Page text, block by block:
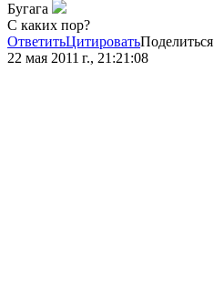
Бугага
С каких пор?
ОтветитьЦитироватьПоделиться
22 мая 2011 г., 21:21:08